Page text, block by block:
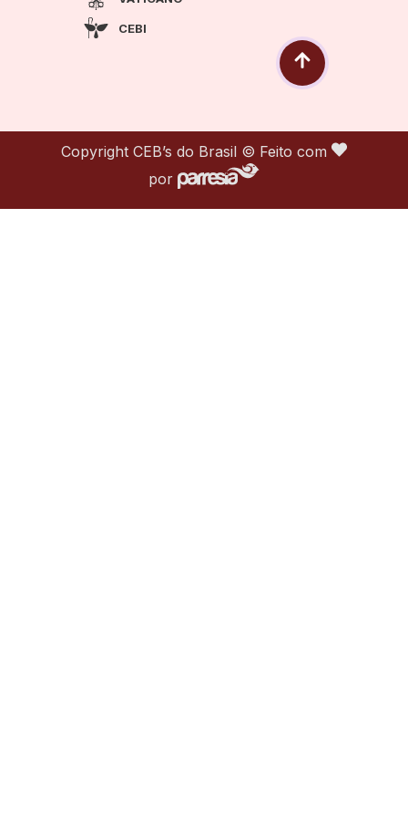
CEBI
Copyright CEB’s do Brasil © Feito com
por